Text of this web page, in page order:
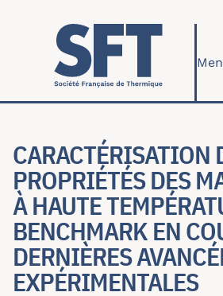
Skip to main content
CARACTÉRISATION
PROPRIÉTÉS DES
À HAUTE
BENCHMARK EN
DERNIÈRES
EXPÉRIMENTALES